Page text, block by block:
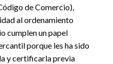
de Comercio),
al ordenamiento
cumplen un papel
porque les ha sido
y certificarla previa